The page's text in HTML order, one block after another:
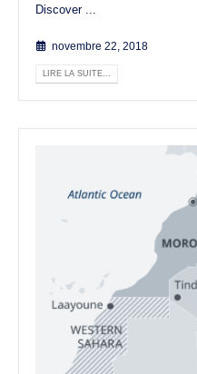
Discover ...
novembre 22, 2018
LIRE LA SUITE...